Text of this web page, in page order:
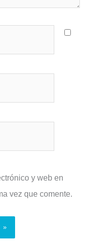
y web en
vez que comente.